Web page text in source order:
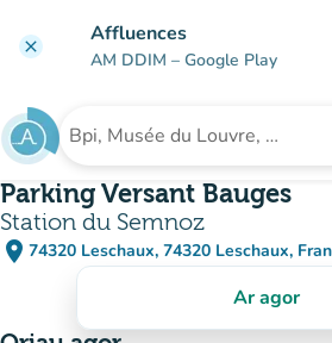
clear Affluences
AM DDIM – Google Play
Chwilio am sefydliad
Parking Versant Bauges
Station du Semnoz
place 74320 Leschaux, 74320 Leschaux,
(agor yn Google
(tab newydd)
Ar agor